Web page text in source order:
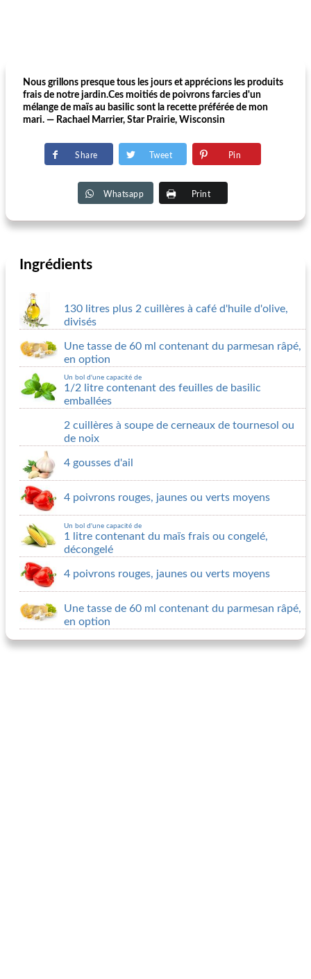
Nous grillons presque tous les jours et apprécions les produits
frais de notre jardin.Ces moitiés de poivrons farcies d'un
mélange de maïs au basilic sont la recette préférée de mon
mari. — Rachael Marrier, Star Prairie, Wisconsin
Share Tweet Pin
Whatsapp Print
Ingrédients
130 litres plus 2 cuillères à café d'huile d'olive,
divisés
Une tasse de 60 ml contenant du parmesan râpé,
en option
Un bol d'une capacité de
1/2 litre contenant des feuilles de basilic
emballées
2 cuillères à soupe de cerneaux de tournesol ou
de noix
4 gousses d'ail
4 poivrons rouges, jaunes ou verts moyens
Un bol d'une capacité de
1 litre contenant du maïs frais ou congelé,
décongelé
4 poivrons rouges, jaunes ou verts moyens
Une tasse de 60 ml contenant du parmesan râpé,
en option